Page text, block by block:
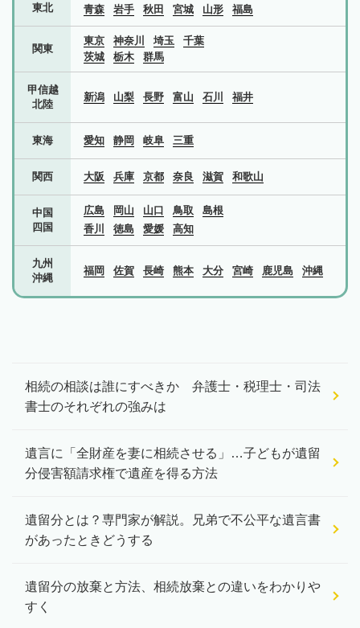
東北
青森
岩手 秋田 宮城 山形 福島
関東
東京 神奈川 埼玉
千葉
茨城
栃木 群馬
甲信越
北陸
新潟 山梨 長野 富山 石川 福井
東海 愛知 静岡 岐阜 三重
関西 大阪 兵庫 京都 奈良 滋賀 和歌山
中国
四国
広島 岡山 山口 鳥取
島根
香川
徳島 愛媛 高知
九州
沖縄
福岡 佐賀 長崎 熊本 大分 宮崎 鹿児島 沖縄
相続の相談は誰にすべきか 弁護士・税理士・司法
書士のそれぞれの強みは
遺言に「全財産を妻に相続させる」…子どもが遺留
分侵害額請求権で遺産を得る方法
遺留分とは？専門家が解説。兄弟で不公平な遺言書
があったときどうする
遺留分の放棄と方法、相続放棄との違いをわかりや
すく